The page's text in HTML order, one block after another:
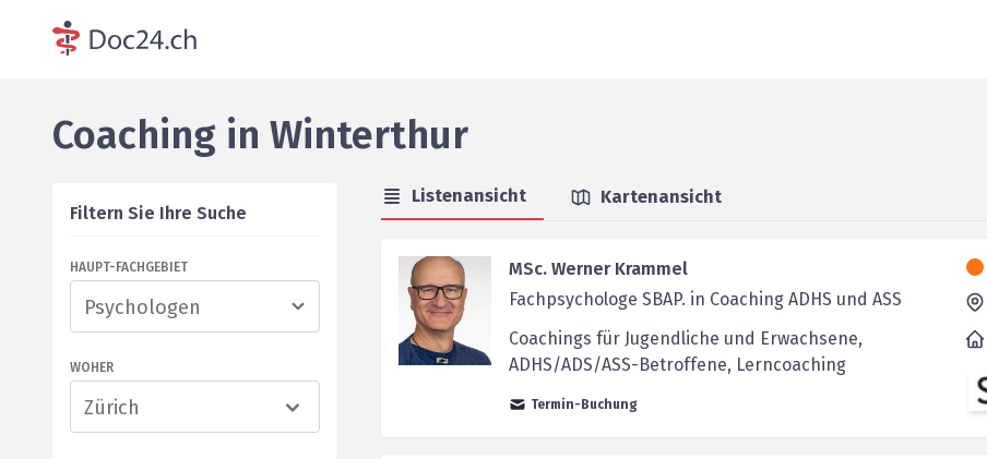
Coaching in Winterthur
Filtern Sie Ihre Suche
HAUPT-FACHGEBIET
WOHER
Zürich
Listenansicht Kartenansicht
MSc. Werner Krammel
Fachpsychologe SBAP. in Coaching ADHS und ASS
Coachings für Jugendliche und Erwachsene,
ADHS/ADS/ASS-Betroffene, Lerncoaching
Termin-Buchung